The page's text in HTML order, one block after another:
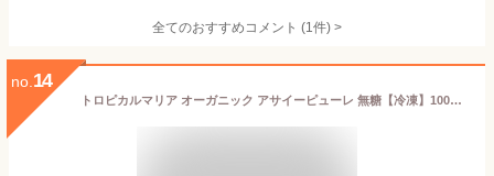
全てのおすすめコメント (1件) >
no. 14
トロピカルマリア オーガニック アサイーピューレ 無糖【冷凍】100g 8個入 合計：800g